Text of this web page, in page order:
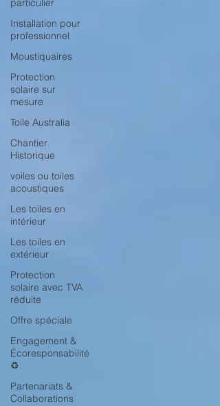
particulier
Installation pour
professionnel
Moustiquaires
Protection
solaire sur
mesure
Toile Australia
Chantier
Historique
voiles ou toiles
acoustiques
Les toiles en
intérieur
Les toiles en
extérieur
Protection
solaire avec TVA
réduite
Offre spéciale
Engagement &
Écoresponsabilité
♻️
Partenariats &
Collaborations